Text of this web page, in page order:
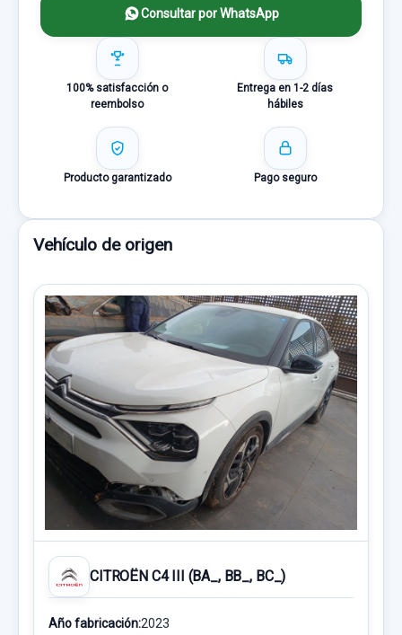
Consultar por WhatsApp
100% satisfacción o
reembolso
Entrega en 1-2 días
hábiles
Producto garantizado Pago seguro
Vehículo de origen
CITROËN C4 III (BA_, BB_, BC_)
Año fabricación:2023